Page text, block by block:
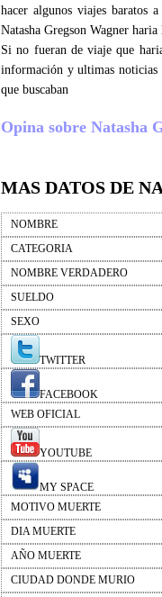
hacer algunos viajes baratos
Natasha Gregson Wagner
Si no fueran de viaje que
información y ultimas noticias
que buscaban
Opina sobre Natasha
MAS DATOS DE
NOMBRE
CATEGORIA
NOMBRE VERDADERO
SUELDO
SEXO
TWITTER
FACEBOOK
WEB OFICIAL
YOUTUBE
MY SPACE
MOTIVO MUERTE
DIA MUERTE
AÑO MUERTE
CIUDAD DONDE MURIO